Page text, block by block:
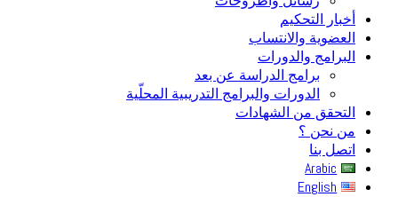
أخبار التحكيم
العضوية والانتساب
البرامج والدورات
برامج الدراسة عن بعد
الدورات والبرامج التدريبية المحلّية
التحقق من الشهادات
من نحن ؟
اتصل بنا
Arabic
English